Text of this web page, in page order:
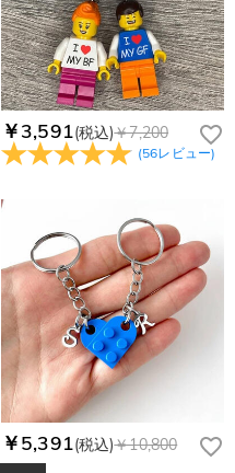
￥3,591(税込)￥7,200
(56レビュー)
￥5,391(税込)￥10,800